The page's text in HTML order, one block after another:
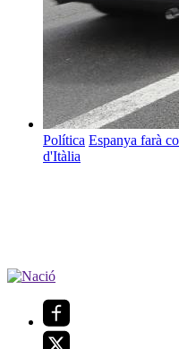
Política Espanya farà
d'Itàlia